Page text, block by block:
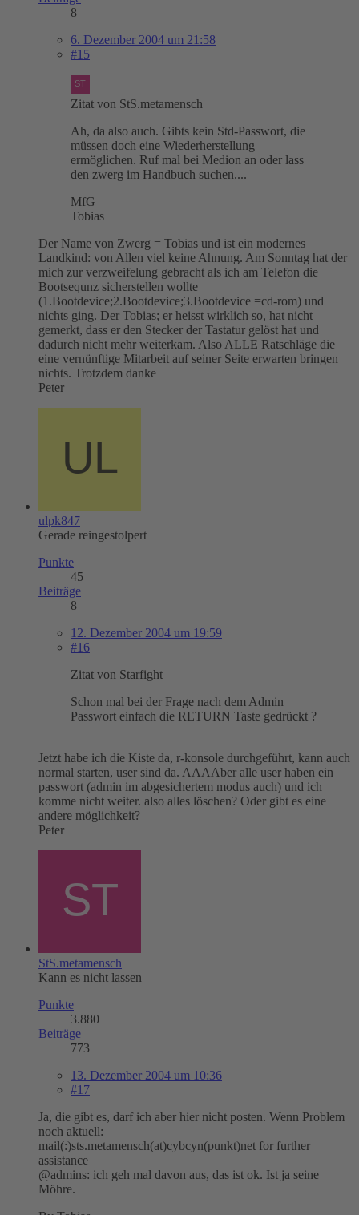
8
6. Dezember 2004 um 21:58
#15
Zitat von StS.metamensch
Ah, da also auch. Gibts kein Std-Passwort, die
müssen doch eine Wiederherstellung
ermöglichen. Ruf mal bei Medion an oder lass
den zwerg im Handbuch suchen....
MfG
Tobias
Der Name von Zwerg = Tobias und ist ein modernes
Landkind: von Allen viel keine Ahnung. Am Sonntag hat der
mich zur verzweifelung gebracht als ich am Telefon die
Bootsequnz sicherstellen wollte
(1.Bootdevice;2.Bootdevice;3.Bootdevice =cd-rom) und
nichts ging. Der Tobias; er heisst wirklich so, hat nicht
gemerkt, dass er den Stecker der Tastatur gelöst hat und
dadurch nicht mehr weiterkam. Also ALLE Ratschläge die
eine vernünftige Mitarbeit auf seiner Seite erwarten bringen
nichts. Trotzdem danke
Peter
ulpk847
Gerade reingestolpert
Punkte
45
Beiträge
8
12. Dezember 2004 um 19:59
#16
Zitat von Starfight
Schon mal bei der Frage nach dem Admin
Passwort einfach die RETURN Taste gedrückt ?
Jetzt habe ich die Kiste da, r-konsole durchgeführt, kann auch
normal starten, user sind da. AAAAber alle user haben ein
passwort (admin im abgesichertem modus auch) und ich
komme nicht weiter. also alles löschen? Oder gibt es eine
andere möglichkeit?
Peter
StS.metamensch
Kann es nicht lassen
Punkte
3.880
Beiträge
773
13. Dezember 2004 um 10:36
#17
Ja, die gibt es, darf ich aber hier nicht posten. Wenn Problem
noch aktuell:
mail(:)sts.metamensch(at)cybcyn(punkt)net for further
assistance
@admins: ich geh mal davon aus, das ist ok. Ist ja seine
Möhre.